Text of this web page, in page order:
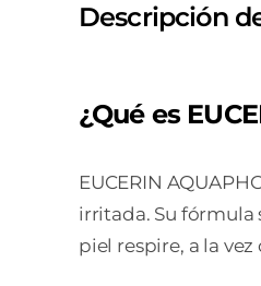
Descripción
¿Qué es
EUCERIN
irritada. Su fórmula
piel respire, a la